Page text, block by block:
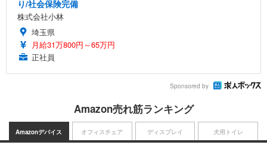
り/社会保険完備
株式会社小林
埼玉県
月給31万800円～65万円
正社員
Sponsored by
Amazon売れ筋ランキング
Amazonデバイス オフィスチェア ディスプレイ 犬用トイレ